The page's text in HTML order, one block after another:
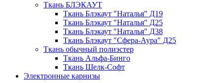
Ткань БЛЭКАУТ
Ткань Блэкаут "Наталья" Д19
Ткань Блэкаут "Наталья" Д25
Ткань Блэкаут "Наталья" Д38
Ткань Блэкаут "Сфера-Аура" Д25
Ткань обычный полиэстер
Ткань Альфа-Бинго
Ткань Шелк-Софт
Электронные карнизы